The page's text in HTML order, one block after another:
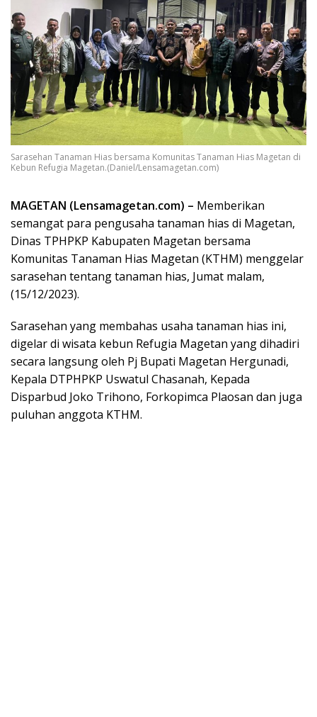
Sarasehan Tanaman Hias bersama Komunitas Tanaman Hias Magetan di
Kebun Refugia Magetan.(Daniel/Lensamagetan.com)
MAGETAN (Lensamagetan.com) – Memberikan
semangat para pengusaha tanaman hias di Magetan,
Dinas TPHPKP Kabupaten Magetan bersama
Komunitas Tanaman Hias Magetan (KTHM) menggelar
sarasehan tentang tanaman hias, Jumat malam,
(15/12/2023).
Sarasehan yang membahas usaha tanaman hias ini,
digelar di wisata kebun Refugia Magetan yang dihadiri
secara langsung oleh Pj Bupati Magetan Hergunadi,
Kepala DTPHPKP Uswatul Chasanah, Kepada
Disparbud Joko Trihono, Forkopimca Plaosan dan juga
puluhan anggota KTHM.